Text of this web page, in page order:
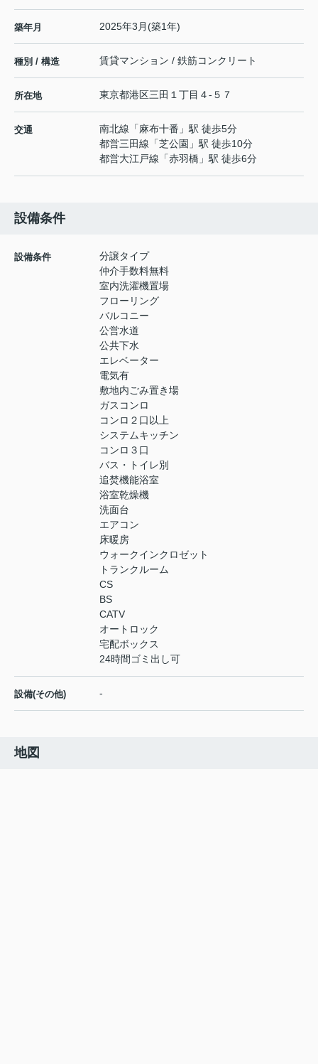
築年月 2025年3月(築1年)
種別 / 構造 賃貸マンション / 鉄筋コンクリート
所在地 東京都港区三田 １丁目４-５７
交通 南北線 「麻布十番 」駅 徒歩5分
都営三田線 「芝公園 」駅 徒歩10分
都営大江戸線 「赤羽橋 」駅 徒歩6分
設備条件
設備条件
分譲タイプ
仲介手数料無料
室内洗濯機置場
フローリング
バルコニー
公営水道
公共下水
エレベーター
電気有
敷地内ごみ置き場
ガスコンロ
コンロ２口以上
システムキッチン
コンロ３口
バス・トイレ別
追焚機能浴室
浴室乾燥機
洗面台
エアコン
床暖房
ウォークインクロゼット
トランクルーム
CS
BS
CATV
オートロック
宅配ボックス
24時間ゴミ出し可
設備(その他) -
地図